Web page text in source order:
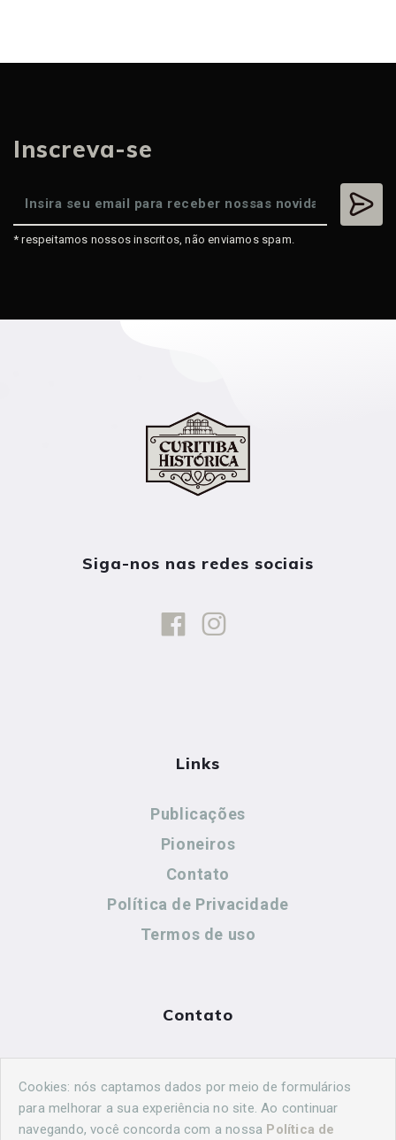
Inscreva-se
* respeitamos nossos inscritos, não enviamos spam.
Siga-nos nas redes sociais
Links
Publicações
Pioneiros
Contato
Política de Privacidade
Termos de uso
Contato
cidadeshistoricasoficial@gmail.com
Cookies: nós captamos dados por meio de formulários
para melhorar a sua experiência no site. Ao continuar
navegando, você concorda com a nossa Política de